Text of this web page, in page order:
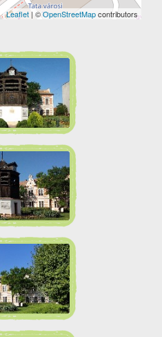
Leaflet | ©OpenStreetMapcontributors